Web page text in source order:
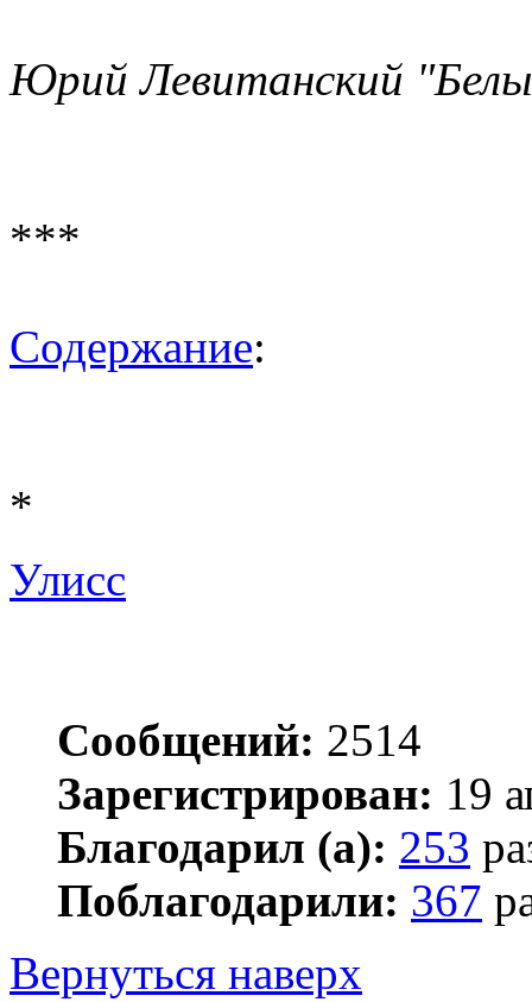
Юрий Левитанский
***
Содержание:
*
Улисс
Сообщений: 2514
Зарегистрирован: 19
Благодарил (а): 253
Поблагодарили: 367
Вернуться наверх